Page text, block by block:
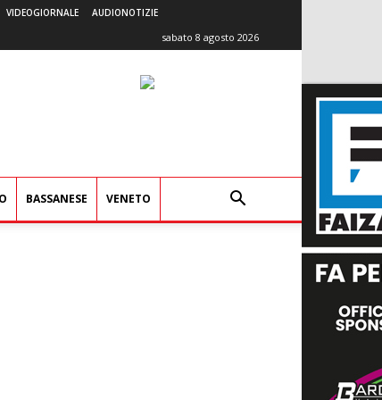
VIDEOGIORNALE AUDIONOTIZIE
sabato 8 agosto 2026
BASSANESE VENETO